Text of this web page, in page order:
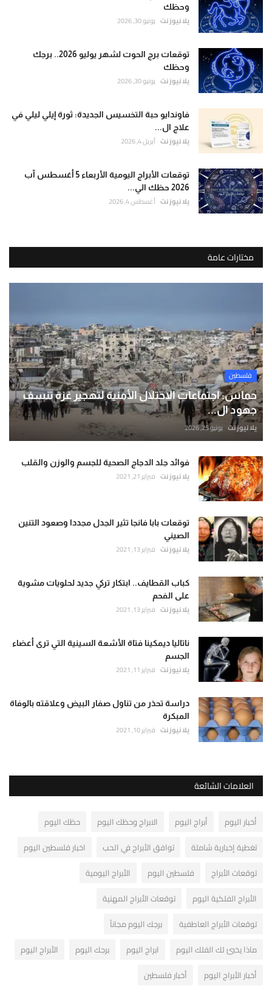
وحظك
يلا نيوز نت يونيو 30, 2026
توقعات برج الحوت لشهر يوليو 2026.. برجك
وحظك
يلا نيوز نت يونيو 30, 2026
فاوندايو حبة التخسيس الجديدة: ثورة إيلي ليلي في
علاج ال...
يلا نيوز نت أبريل 4, 2026
توقعات الأبراج اليومية الأربعاء 5 أغسطس آب
2026 حظك الي...
يلا نيوز نت أغسطس 4, 2026
مختارات عامة
فلسطين
حماس: اجتماعات الاحتلال الأمنية لتهجير غزة تنسف
جهود ال...
يلا نيوز نت يونيو 25, 2026
فوائد جلد الدجاج الصحية للجسم والوزن والقلب
يلا نيوز نت فبراير 21, 2021
توقعات بابا فانجا تثير الجدل مجددا وصعود التنين
الصيني
يلا نيوز نت فبراير 13, 2021
كباب القطايف.. ابتكار تركي جديد لحلويات مشوية
على الفحم
يلا نيوز نت فبراير 13, 2021
ناتاليا ديمكينا فتاة الأشعة السينية التي ترى أعضاء
الجسم
يلا نيوز نت فبراير 11, 2021
دراسة تحذر من تناول صفار البيض وعلاقته بالوفاة
المبكرة
يلا نيوز نت فبراير 10, 2021
العلامات الشائعة
أخبار اليوم أبراج اليوم الابراج وحظك اليوم
حظك اليوم
تغطية إخبارية شاملة
توافق الأبراج في الحب
اخبار فلسطين اليوم
توقعات الأبراج
فلسطين اليوم
الأبراج اليومية
الأبراج الفلكية اليوم
توقعات الأبراج المهنية
توقعات الأبراج العاطفية
برجك اليوم مجاناً
ماذا يخبئ لك الفلك اليوم
ابراج اليوم برجك اليوم
الأبراج اليوم
أخبار الأبراج اليوم
أخبار فلسطين